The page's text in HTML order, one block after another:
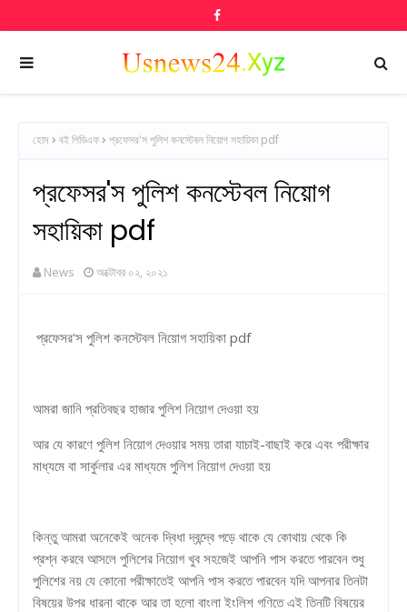
হোম বই পিডিএফ প্রফেসর'স পুলিশ কনস্টেবল নিয়োগ সহায়িকা pdf
প্রফেসর'স পুলিশ কনস্টেবল নিয়োগ
সহায়িকা pdf
News অক্টোবর ০২, ২০২১
প্রফেসর'স পুলিশ কনস্টেবল নিয়োগ সহায়িকা pdf
আমরা জানি প্রতিবছর হাজার পুলিশ নিয়োগ দেওয়া হয়
আর যে কারণে পুলিশ নিয়োগ দেওয়ার সময় তারা যাচাই-বাছাই করে এবং পরীক্ষার
মাধ্যমে বা সার্কুলার এর মাধ্যমে পুলিশ নিয়োগ দেওয়া হয়
কিন্তু আমরা অনেকেই অনেক দ্বিধা দ্বন্দ্বে পড়ে থাকে যে কোথায় থেকে কি
প্রশ্ন করবে আসলে পুলিশের নিয়োগ খুব সহজেই আপনি পাস করতে পারবেন শুধু
পুলিশের নয় যে কোনো পরীক্ষাতেই আপনি পাস করতে পারবেন যদি আপনার তিনটা
বিষয়ের উপর ধারনা থাকে আর তা হলো বাংলা ইংলিশ গণিতে এই তিনটি বিষয়ের